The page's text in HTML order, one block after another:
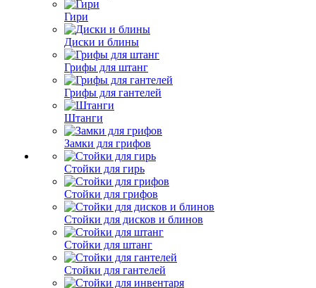
Гири
Диски и блины
Грифы для штанг
Грифы для гантелей
Штанги
Замки для грифов
Стойки для гирь
Стойки для грифов
Стойки для дисков и блинов
Стойки для штанг
Стойки для гантелей